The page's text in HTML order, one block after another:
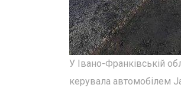
У Івано-Франківській
керувала автомобілем